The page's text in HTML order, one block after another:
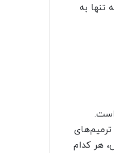
تنها به
است.
ترمیم‌های
هر کدام